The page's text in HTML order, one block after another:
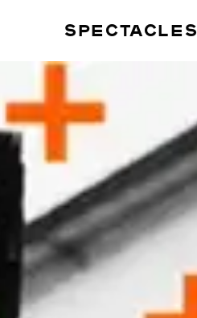
SPECTACLES